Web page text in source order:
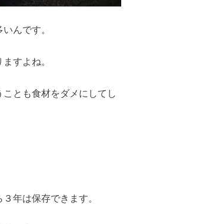
んです。
すよね。
とも食材をダメにしてし
年は保存できます。